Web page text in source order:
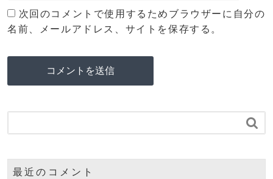
次回のコメントで使用するためブラウザーに自分の
名前、メールアドレス、サイトを保存する。

最近のコメント